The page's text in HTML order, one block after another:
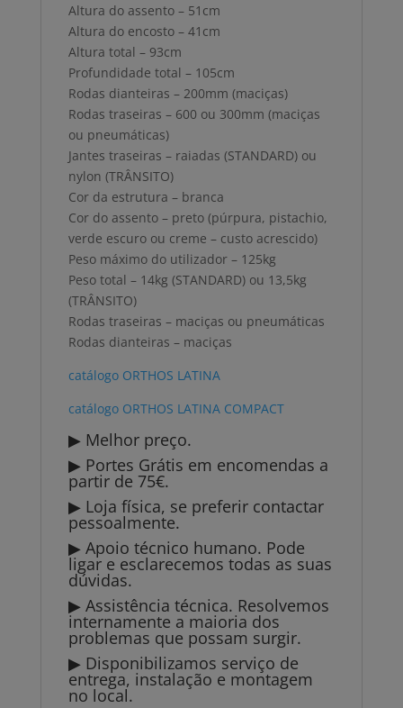
Altura do assento – 51cm
Altura do encosto – 41cm
Altura total – 93cm
Profundidade total – 105cm
Rodas dianteiras – 200mm (maciças)
Rodas traseiras – 600 ou 300mm (maciças
ou pneumáticas)
Jantes traseiras – raiadas (STANDARD) ou
nylon (TRÂNSITO)
Cor da estrutura – branca
Cor do assento – preto (púrpura, pistachio,
verde escuro ou creme – custo acrescido)
Peso máximo do utilizador – 125kg
Peso total – 14kg (STANDARD) ou 13,5kg
(TRÂNSITO)
Rodas traseiras – maciças ou pneumáticas
Rodas dianteiras – maciças
catálogo ORTHOS LATINA
catálogo ORTHOS LATINA COMPACT
▶ Melhor preço.
▶ Portes Grátis em encomendas a
partir de 75€.
▶ Loja física, se preferir contactar
pessoalmente.
▶ Apoio técnico humano. Pode
ligar e esclarecemos todas as suas
dúvidas.
▶ Assistência técnica. Resolvemos
internamente a maioria dos
problemas que possam surgir.
▶ Disponibilizamos serviço de
entrega, instalação e montagem
no local.